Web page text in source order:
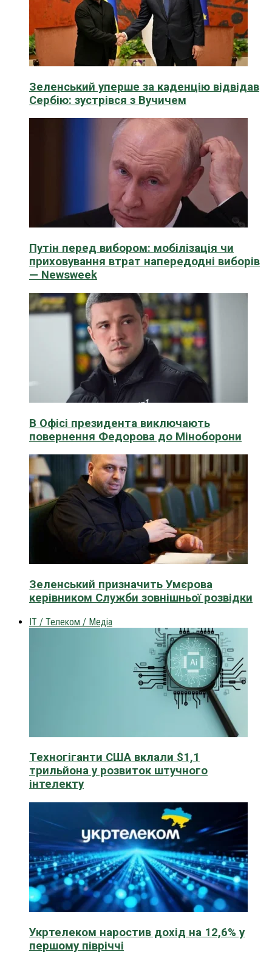
Зеленський уперше за каденцію відвідав
Сербію: зустрівся з Вучичем
Путін перед вибором: мобілізація чи
приховування втрат напередодні виборів
— Newsweek
В Офісі президента виключають
повернення Федорова до Міноборони
Зеленський призначить Умєрова
керівником Служби зовнішньої розвідки
IT / Телеком / Медіа
Техногіганти США вклали $1,1
трильйона у розвиток штучного
інтелекту
Укртелеком наростив дохід на 12,6% у
першому півріччі